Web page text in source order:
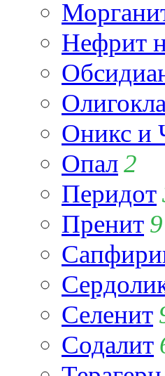
Нефрит
Оникс и
Опал2
Перидот
Пренит 9
Селенит
Содалит